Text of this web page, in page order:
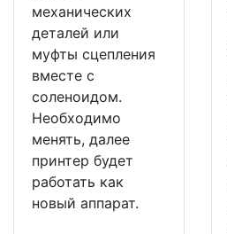
механических
деталей или
муфты сцепления
вместе с
соленоидом.
Необходимо
менять, далее
принтер будет
работать как
новый аппарат.